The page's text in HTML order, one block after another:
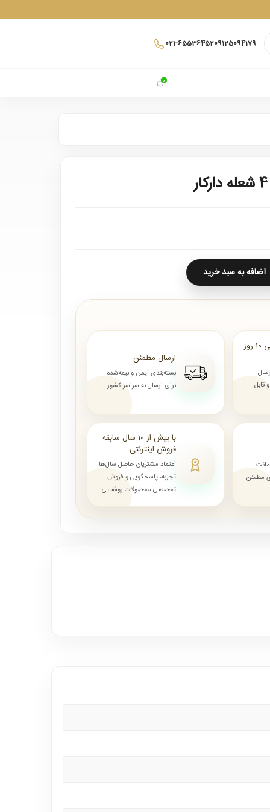
021-6553645209125094179
0
اضافه به سبد خرید
ارسال از ۷ روز الی ۱۰ روز
ارسال مطمئن
بسته‌بندی ایمن و بیمه‌شده
برای ارسال به سراسر کشور
مطمئن
با بیش از ۱۰ سال سابقه
فروش اینترنتی
اعتماد مشتریان حاصل سال‌ها
تجربه، پاسخگویی و فروش
تخصصی محصولات روشنایی